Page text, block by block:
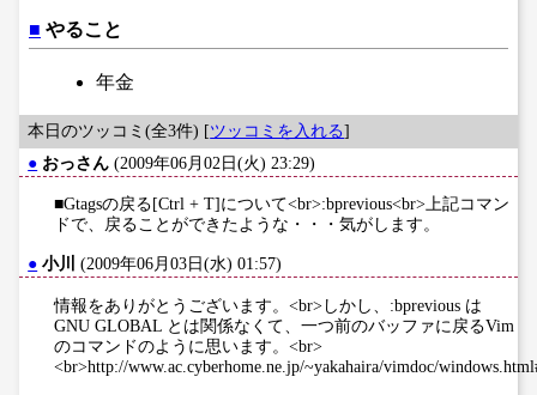
■ やること
年金
本日のツッコミ(全3件) [ツッコミを入れる]
● おっさん (2009年06月02日(火) 23:29)
■Gtagsの戻る[Ctrl + T]について<br>:bprevious<br>上記コマン
ドで、戻ることができたような・・・気がします。
● 小川 (2009年06月03日(水) 01:57)
情報をありがとうございます。<br>しかし、:bprevious は
GNU GLOBAL とは関係なくて、一つ前のバッファに戻るVim
のコマンドのように思います。<br>
<br>http://www.ac.cyberhome.ne.jp/~yakahaira/vimdoc/